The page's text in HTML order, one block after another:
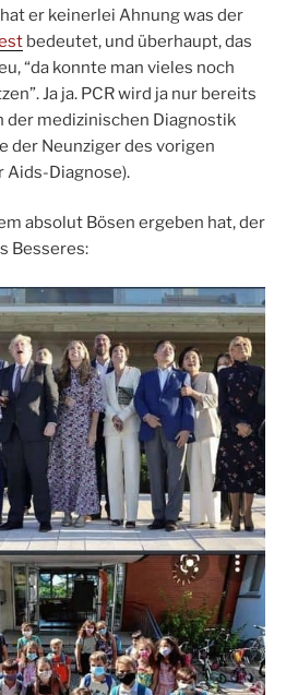
er keinerlei Ahnung was der
bedeutet, und überhaupt, das
“da konnte man vieles noch
Ja ja. PCR wird ja nur bereits
der medizinischen Diagnostik
der Neunziger des vorigen
Aids-Diagnose).
absolut Bösen ergeben hat, der
Besseres: